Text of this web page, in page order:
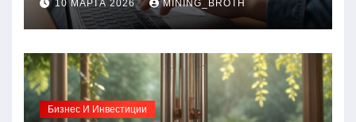
требования и документы
10 МАРТА 2026 MINING_BROTH
Бизнес И Инвестиции